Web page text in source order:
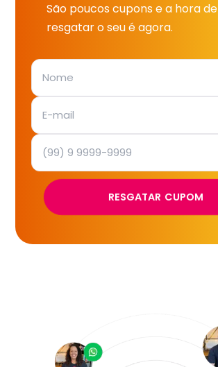
São poucos cupons e a hora de
resgatar o seu é agora.
RESGATAR CUPOM